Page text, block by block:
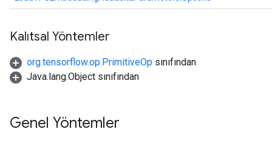
Kalıtsal Yöntemler
org.tensorflow.op.PrimitiveOp sınıfından
Java.lang.Object sınıfından
Genel Yöntemler